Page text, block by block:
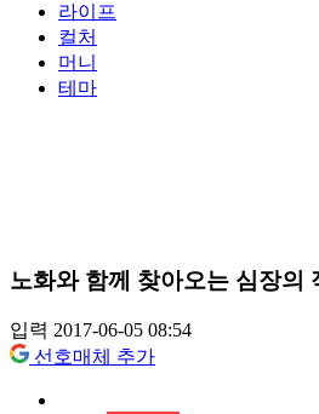
라이프
컬처
머니
테마
노화와 함께 찾아오는 심장의
입력 2017-06-05 08:54
선호매체 추가